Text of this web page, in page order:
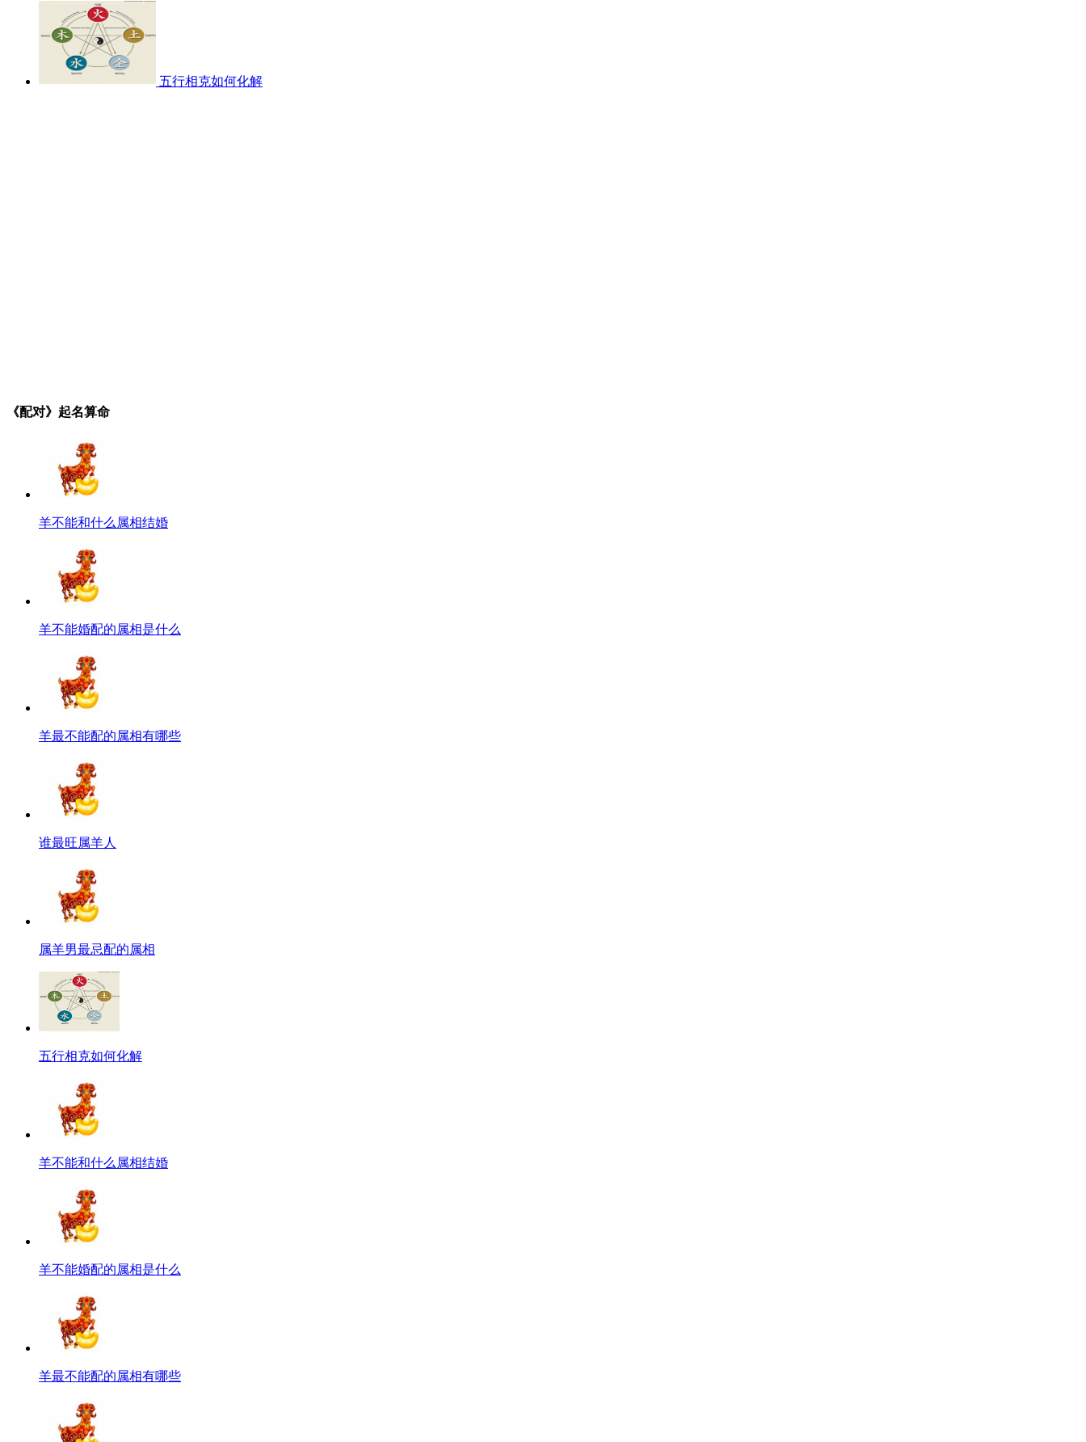
五行相克如何化解
《配对》起名算命
羊不能和什么属相结婚
羊不能婚配的属相是什么
羊最不能配的属相有哪些
谁最旺属羊人
属羊男最忌配的属相
五行相克如何化解
羊不能和什么属相结婚
羊不能婚配的属相是什么
羊最不能配的属相有哪些